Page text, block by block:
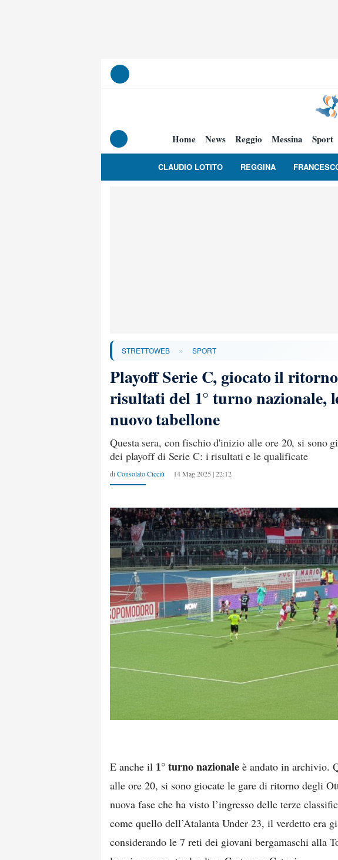
Home News Reggio Messina Sport
CLAUDIO LOTITO REGGINA
STRETTOWEB » SPORT
Playoff Serie C, giocato il
risultati del 1° turno nazionale,
nuovo tabellone
Questa sera, con fischio d'inizio alle ore 20, si sono
dei playoff di Serie C: i risultati e le qualificate
di Consolato Cicciù 14 Mag 2025 | 22:12
E anche il 1° turno nazionale è andato in archivio.
alle ore 20, si sono giocate le gare di ritorno degli
nuova fase che ha visto l’ingresso delle terze
come quello dell’Atalanta Under 23, il verdetto era
considerando le 7 reti dei giovani bergamaschi alla